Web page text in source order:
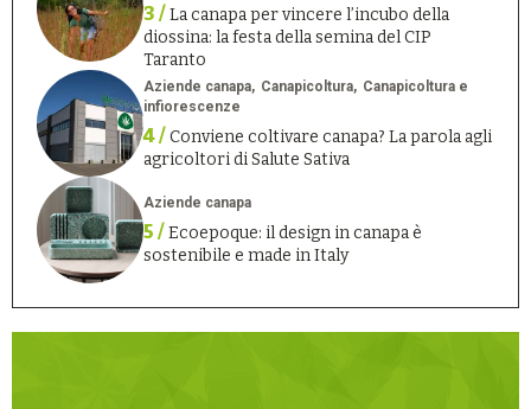
3 /La canapa per vincere l’incubo della
diossina: la festa della semina del CIP
Taranto
Aziende canapa Canapicoltura
Canapicoltura e
infiorescenze
4 /Conviene coltivare canapa? La parola agli
agricoltori di Salute Sativa
Aziende canapa
5 /Ecoepoque: il design in canapa è
sostenibile e made in Italy